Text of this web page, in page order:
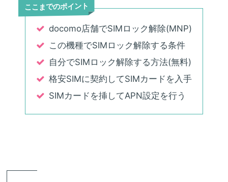
ここまでのポイント
docomo店舗でSIMロック解除(MNP)
この機種でSIMロック解除する条件
自分でSIMロック解除する方法(無料)
格安SIMに契約してSIMカードを入手
SIMカードを挿してAPN設定を行う